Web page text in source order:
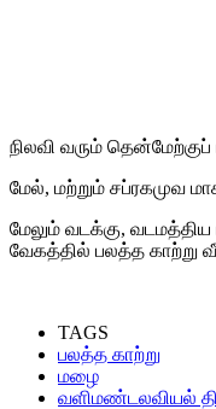
நிலவி வரும்
மேல், மற்றும் சப்ரகமுவ
மேலும் வடக்கு,
வேகத்தில் பலத்த காற்று
TAGS
பலத்த காற்று
மழை
வளிமண்டலவியல்